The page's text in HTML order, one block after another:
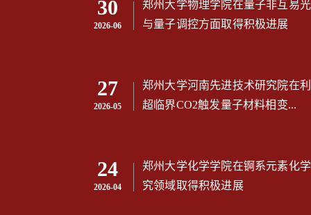
30
2026-06
郑州大学物理学院在量子非互易
与量子调控方面取得积极进展
27
2026-05
郑州大学河南先进技术研究院在
超临界CO2触发量子材料相变...
24
2026-04
郑州大学化学学院在锕系元素化
究领域取得积极进展